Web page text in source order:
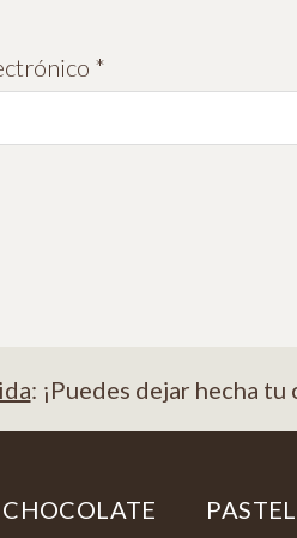
*Obligatorio
: ¡Puedes dejar hecha
CHOCOLATE